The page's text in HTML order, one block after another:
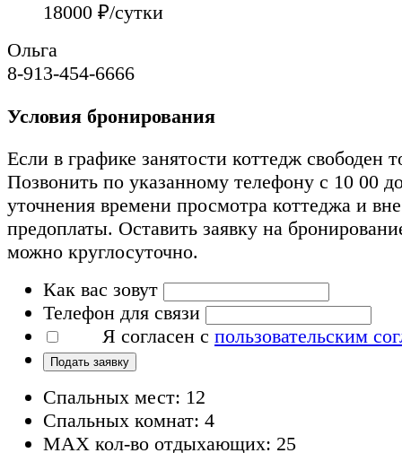
18000 ₽/сутки
Ольга
8-913-454-6666
Условия бронирования
Если в графике занятости коттедж свободен
Позвонить по указанному телефону с 10 00
уточнения времени просмотра коттеджа и
предоплаты. Оставить заявку на
можно круглосуточно.
Как вас зовут
Телефон для связи
Я согласен с пользовательским
Подать заявку
Спальных мест: 12
Спальных комнат: 4
MAX кол-во отдыхающих: 25